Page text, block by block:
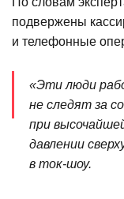
подвержены
и телефонные
«Эти люди
не следят за
при
давлении
в ток-шоу.